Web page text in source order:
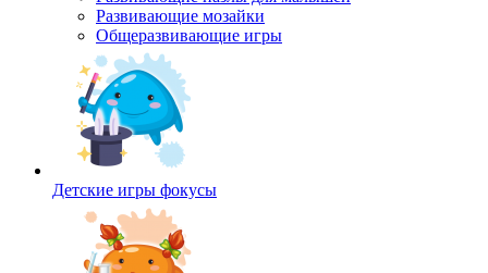
Развивающие мозайки
Общеразвивающие игры
Детские игры фокусы